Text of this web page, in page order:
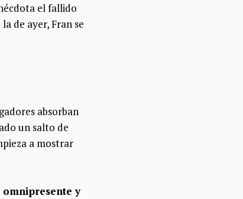
el fallido
de ayer, Fran se
absorban
un salto de
a mostrar
y